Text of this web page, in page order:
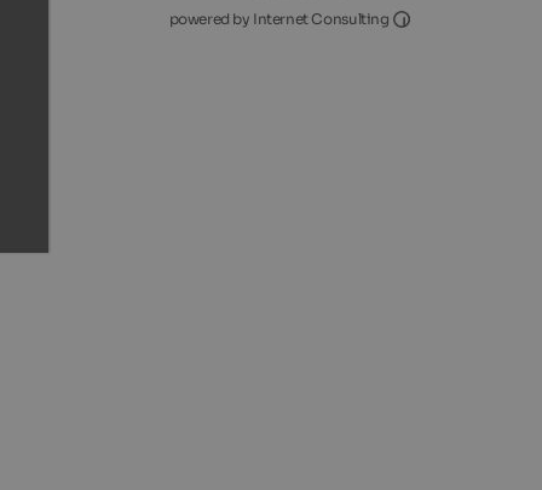
powered by Internet Consulting
Internet